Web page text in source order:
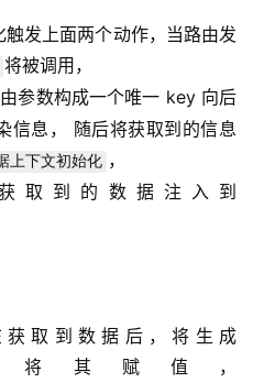
发上面两个动作，当路由发
将被调用，
参数构成一个唯一 key 向后
信息， 随后将获取到的信息
上下文初始化 ，
取到数据后，将生成